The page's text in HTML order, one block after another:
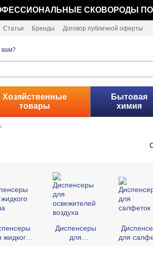
СКОВОРОДЫ
Статьи Бренды Договор публичной оферты
вам?
Хозяйственные
товары
Бытовая
химия
жидкого
Диспенсеры
для
для